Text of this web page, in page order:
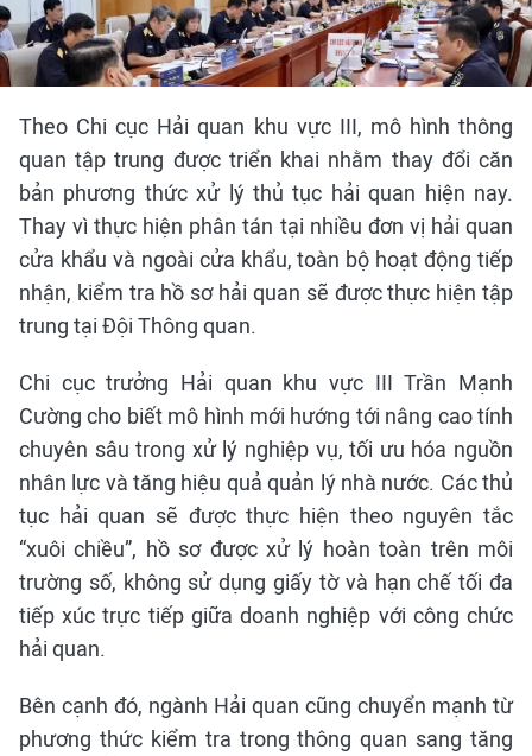
Theo Chi cục Hải quan khu vực III, mô hình thông
quan tập trung được triển khai nhằm thay đổi căn
bản phương thức xử lý thủ tục hải quan hiện nay.
Thay vì thực hiện phân tán tại nhiều đơn vị hải quan
cửa khẩu và ngoài cửa khẩu, toàn bộ hoạt động tiếp
nhận, kiểm tra hồ sơ hải quan sẽ được thực hiện tập
trung tại Đội Thông quan.
Chi cục trưởng Hải quan khu vực III Trần Mạnh
Cường cho biết mô hình mới hướng tới nâng cao tính
chuyên sâu trong xử lý nghiệp vụ, tối ưu hóa nguồn
nhân lực và tăng hiệu quả quản lý nhà nước. Các thủ
tục hải quan sẽ được thực hiện theo nguyên tắc
“xuôi chiều”, hồ sơ được xử lý hoàn toàn trên môi
trường số, không sử dụng giấy tờ và hạn chế tối đa
tiếp xúc trực tiếp giữa doanh nghiệp với công chức
hải quan.
Bên cạnh đó, ngành Hải quan cũng chuyển mạnh từ
phương thức kiểm tra trong thông quan sang tăng